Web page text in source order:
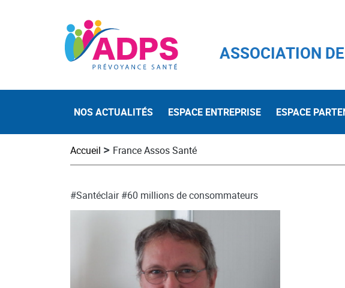
ASSOCIATION
NOS ACTUALITÉS ESPACE ENTREPRISE ESPACE
Accueil > France Assos Santé
#Santéclair #60 millions de consommateurs